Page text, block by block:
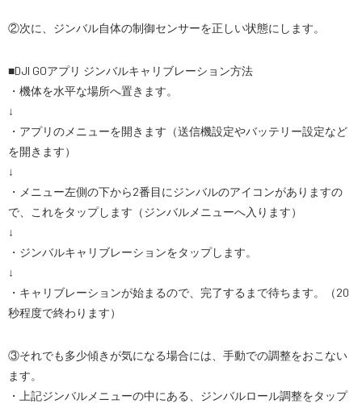
②次に、ジンバル自体の制御センサーを正しい状態にします。
■DJI GOアプリ ジンバルキャリブレーション方法
・機体を水平な場所へ置きます。
↓
・アプリのメニューを開きます（送信機設定やバッテリー設定など
を開きます）
↓
・メニュー左側の下から2番目にジンバルのアイコンがありますの
で、これをタップします（ジンバルメニューへ入ります）
↓
・ジンバルキャリブレーションをタップします。
↓
・キャリブレーションが始まるので、完了するまで待ちます。（20
秒程度で終わります）
③それでも多少傾きが気になる場合には、手動での調整をおこない
ます。
・上記ジンバルメニューの中にある、ジンバルロール調整をタップ